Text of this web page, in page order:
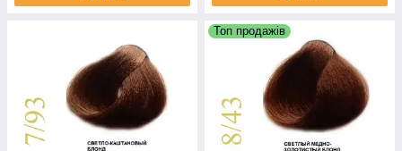
Топ продажів